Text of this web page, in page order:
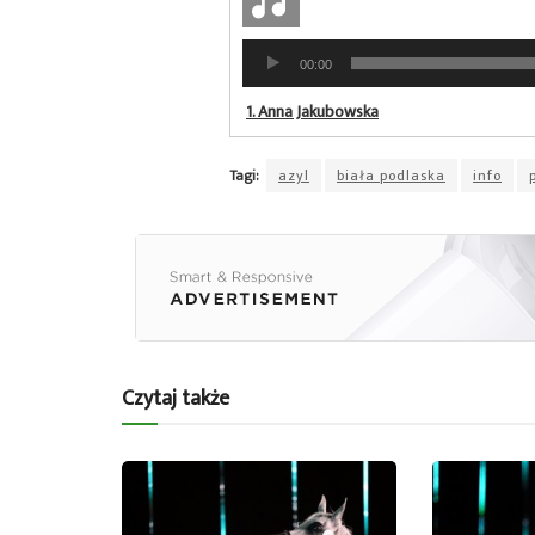
Odtwarzacz
plików
dźwiękowych
00:00
1.Anna Jakubowska
Tagi: azyl biała podlaska info
Czytaj także